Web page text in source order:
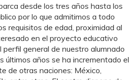
desde los tres años hasta los
por lo que admitimos a todo
requisitos de edad, proximidad al
en el proyecto educativo
perfil general de nuestro alumnado
últimos años se ha incrementado el
de otras naciones: México,